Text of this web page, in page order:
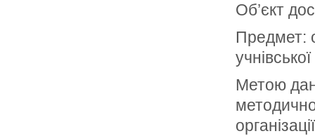
Об’єкт
Предмет:
Метою